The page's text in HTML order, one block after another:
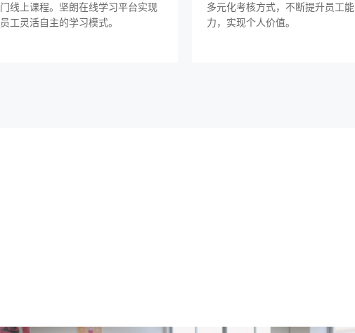
门线上课程。坚朗在线学习平台实现
员工灵活自主的学习模式。
多元化考核方式，不断提升员工能
力，实现个人价值。